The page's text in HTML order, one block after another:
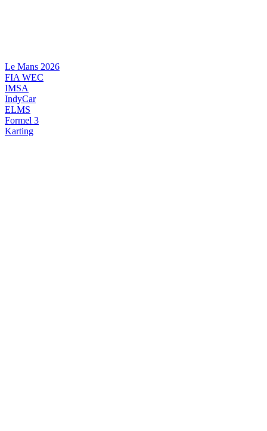
Le Mans 2026
FIA WEC
IMSA
IndyCar
ELMS
Formel 3
Karting